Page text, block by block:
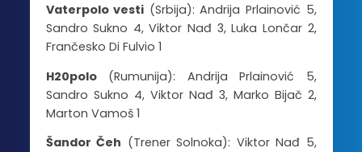
Vaterpolo vesti (Srbija): Andrija Prlainović 5,
Sandro Sukno 4, Viktor Nađ 3, Luka Lončar 2,
Frančesko Di Fulvio 1
H20polo(Rumunija): Andrija Prlainović 5,
Sandro Sukno 4, Viktor Nađ 3, Marko Bijač 2,
Marton Vamoš 1
Šandor Čeh (Trener Solnoka): Viktor Nađ 5,